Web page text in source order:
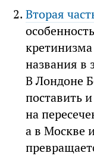
Вторая
названия в
В Лондоне
поставить
на
а в Москве